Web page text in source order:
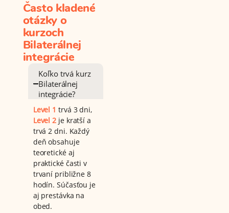
Často kladené
otázky o
kurzoch
Bilaterálnej
integrácie
Koľko trvá kurz
Bilaterálnej
integrácie?
Level 1 trvá 3 dni,
Level 2 je kratší a
trvá 2 dni. Každý
deň obsahuje
teoretické aj
praktické časti v
trvaní približne 8
hodín. Súčasťou je
aj prestávka na
obed.